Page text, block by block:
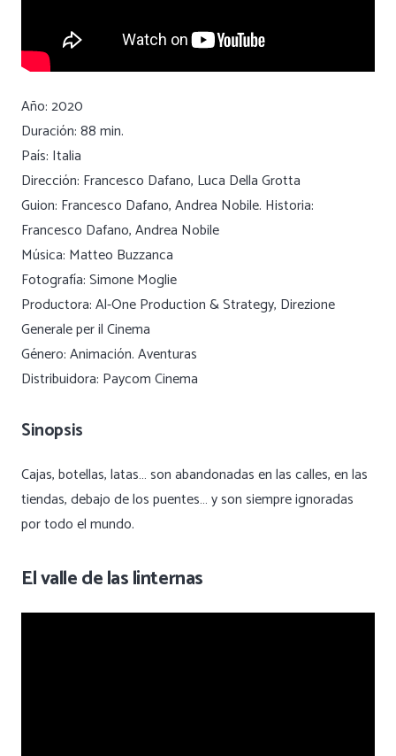
Año: 2020
Duración: 88 min.
País: Italia
Dirección: Francesco Dafano, Luca Della Grotta
Guion: Francesco Dafano, Andrea Nobile. Historia:
Francesco Dafano, Andrea Nobile
Música: Matteo Buzzanca
Fotografía: Simone Moglie
Productora: Al-One Production & Strategy, Direzione
Generale per il Cinema
Género: Animación. Aventuras
Distribuidora: Paycom Cinema
Sinopsis
Cajas, botellas, latas… son abandonadas en las calles, en las
tiendas, debajo de los puentes… y son siempre ignoradas
por todo el mundo.
El valle de las linternas